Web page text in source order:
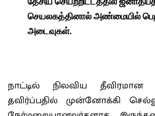
செயலகத்தினால் அண்மையில்
அடைவுகள்.
நாட்டில் நிலவிய தீவிரமான
தவிர்ப்பதில் முன்னோக்கி